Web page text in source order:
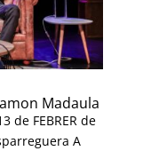
Madaula
de FEBRER de
A